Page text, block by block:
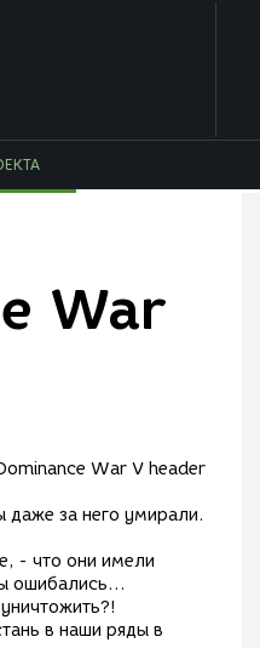
War
даже за него умирали.
- что они имели
ошибались...
в наши ряды в